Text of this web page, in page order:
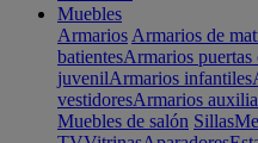
Muebles
Armarios Armarios de
batientesArmarios puertas
juvenilArmarios infantiles
vestidoresArmarios
Muebles de salón Sillas